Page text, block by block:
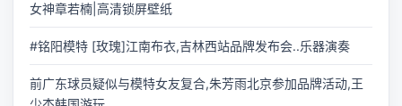
女神章若楠|高清锁屏壁纸
#铭阳模特 [玫瑰]江南布衣,吉林西站品牌发布会..乐器演奏
前广东球员疑似与模特女友复合,朱芳雨北京参加品牌活动,王